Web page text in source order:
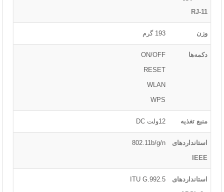
RJ-11
وزن 193 گرم
دکمه‌ها
ON/OFF
RESET
WLAN
WPS
منبع تغذیه 12ولت DC
استانداردهای
IEEE
802.11b/g/n
استانداردهای
ITU G.992.5